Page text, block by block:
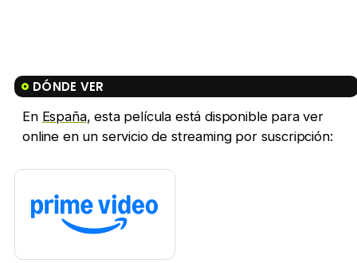
DÓNDE VER
En España, esta película está disponible para ver
online en un servicio de streaming por suscripción: